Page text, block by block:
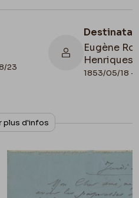
23
Eugène
Henriques
1853/05/18 -
Collationnage
Autographe
Cachet d'envoi
de Namur, musée Félicien
plus d'infos